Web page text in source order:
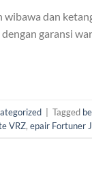
wibawa dan
garansi
Tagged
VRZ, epair Fortuner